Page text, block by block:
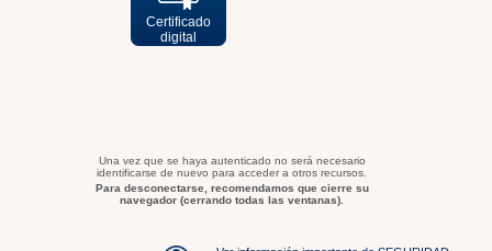
Certificado
digital
Una vez que se haya autenticado no será necesario
identificarse de nuevo para acceder a otros recursos.
Para desconectarse, recomendamos que cierre su
navegador (cerrando todas las ventanas).